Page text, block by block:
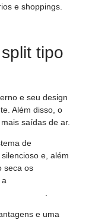
e shoppings.
tipo
e seu design
Além disso, o
saídas de ar.
de
e, além
seca os
e uma